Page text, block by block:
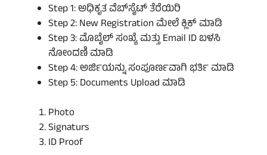
Step 1: ಅಧಿಕೃತ ವೆಬ್‌ಸೈಟ್ ತೆರೆಯಿರಿ
Step 2: New Registration ಮೇಲೆ ಕ್ಲಿಕ್ ಮಾಡಿ
Step 3: ಮೊಬೈಲ್ ಸಂಖ್ಯೆ ಮತ್ತು Email ID ಬಳಸಿ
ನೋಂದಣಿ ಮಾಡಿ
Step 4: ಅರ್ಜಿಯನ್ನು ಸಂಪೂರ್ಣವಾಗಿ ಭರ್ತಿ ಮಾಡಿ
Step 5: Documents Upload ಮಾಡಿ
Photo
Signaturs
ID Proof